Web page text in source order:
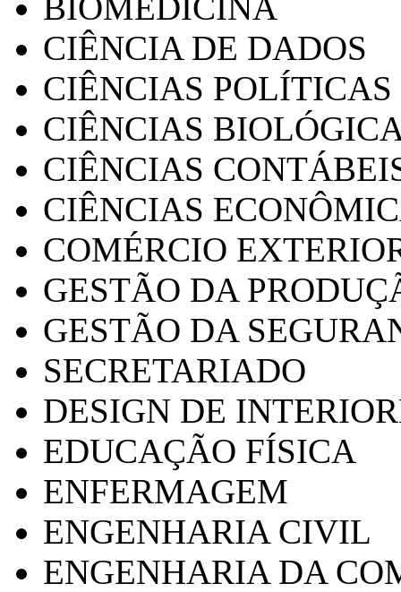
CIÊNCIA DE DADOS
CIÊNCIAS POLÍTICAS
CIÊNCIAS
CIÊNCIAS
CIÊNCIAS
COMÉRCIO
GESTÃO DA
GESTÃO DA
SECRETARIADO
DESIGN DE
EDUCAÇÃO FÍSICA
ENFERMAGEM
ENGENHARIA CIVIL
ENGENHARIA DA